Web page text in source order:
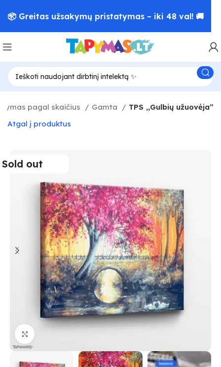
pagal skaičius Gamta
TPS ,,Gulbių užuovėja”
Atgal į produktus
Sold out
📦 Greitas užsakymų pristatymas – iki 48 val! 🚚